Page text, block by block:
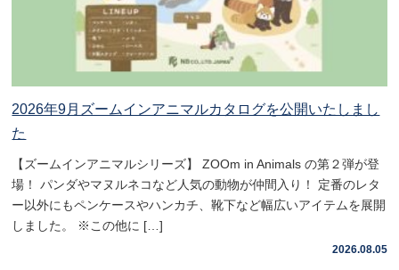
2026年9月ズームインアニマルカタログを公開いたしまし
た
【ズームインアニマルシリーズ】 ZOOm in Animals の第２弾が登
場！ パンダやマヌルネコなど人気の動物が仲間入り！ 定番のレタ
ー以外にもペンケースやハンカチ、靴下など幅広いアイテムを展開
しました。 ※この他に […]
2026.08.05